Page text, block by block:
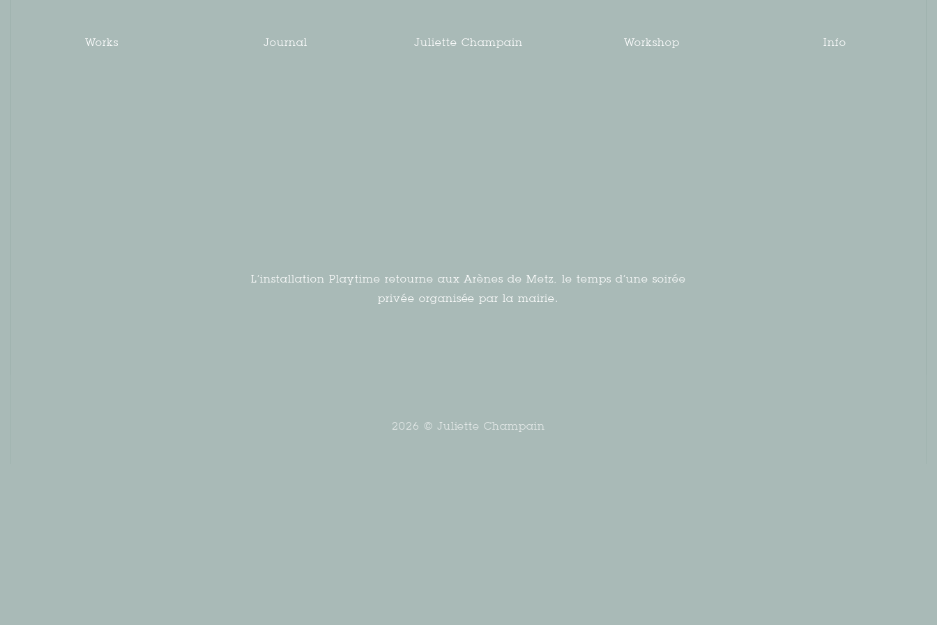
Works Journal Juliette Champain Workshop Info
L’installation Playtime retourne aux Arènes de Metz, le temps d’une soirée
privée organisée par la mairie.
2026 © Juliette Champain